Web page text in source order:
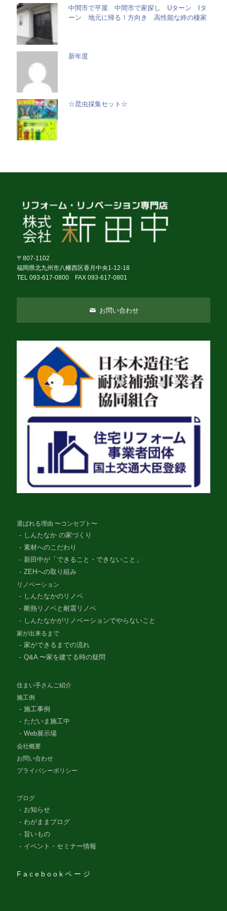
中間市で平屋 中間市で家探し Uターン Iタ
ーン 地元に帰る！方向き 高性能な終の棲家
新年度
☆昆虫採集セット☆
〒807-1102
福岡県北九州市八幡西区香月中央1-12-18
TEL 093-617-0800 FAX 093-617-0801
お問い合わせ
選ばれる理由 〜コンセプト〜
しんたなか の家づくり
素材へのこだわり
新田中が「できること・できないこと」
ZEHへの取り組み
リノベーション
しんたなかのリノベ
断熱リノベと耐震リノベ
しんたなかがリノベーションでやらないこと
家が出来るまで
家ができるまでの流れ
Q&A 〜家を建てる時の疑問
住まい手さんご紹介
施工例
施工事例
ただいま施工中
Web展示場
会社概要
お問い合わせ
プライバシーポリシー
ブログ
お知らせ
わがままブログ
旨いもの
イベント・セミナー情報
Facebookページ